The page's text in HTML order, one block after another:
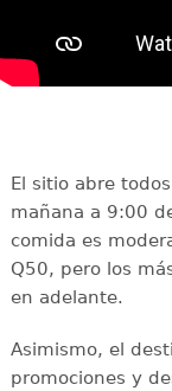
El sitio abre
mañana a 9:00
comida es
Q50, pero los
en adelante.
Asimismo, el
promociones y